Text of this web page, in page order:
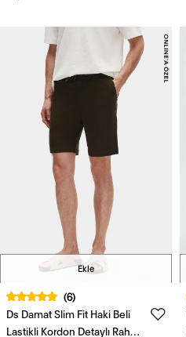
Ekle
(6)
Ds Damat Slim Fit Haki Beli
Lastikli Kordon Detaylı Rahat